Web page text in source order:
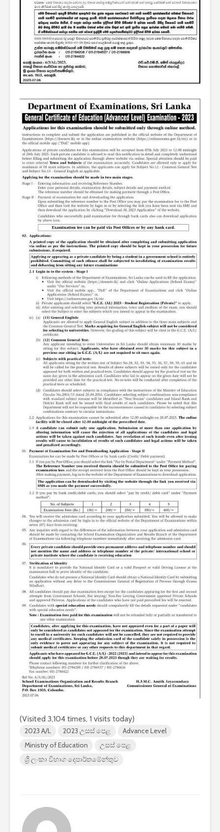
(Visited 3,104 times, 1 visits today)
2023 A/L 2023 උසස් පෙළ
Advance Level
Ministry of Education
උසස් පෙළ
ශ්‍රී ලංකා විභාග දෙපාර්තමේන්තුව